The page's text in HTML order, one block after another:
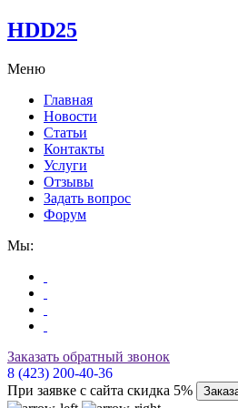
HDD25
Меню
Главная
Новости
Статьи
Контакты
Услуги
Отзывы
Задать вопрос
Форум
Мы:
Заказать обратный звонок
8 (423) 200-40-36
При заявке с сайта скидка 5%